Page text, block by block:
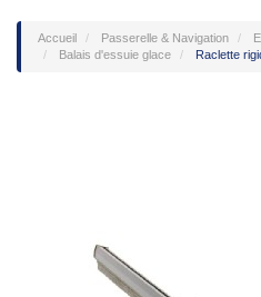
Accueil Passerelle & Navigation
Balais d'essuie glace
Raclette